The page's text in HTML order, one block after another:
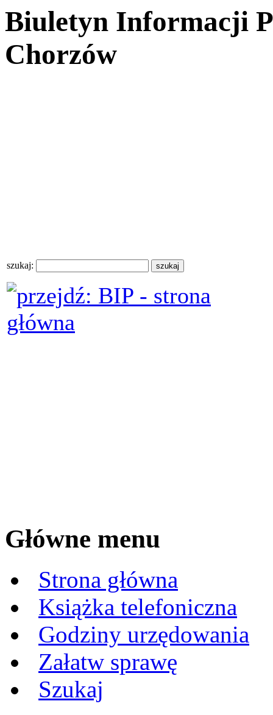
Biuletyn Informacji
Chorzów
szukaj:
Główne menu
Strona główna
Książka telefoniczna
Godziny urzędowania
Załatw sprawę
Szukaj